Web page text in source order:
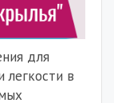
для
легкости в